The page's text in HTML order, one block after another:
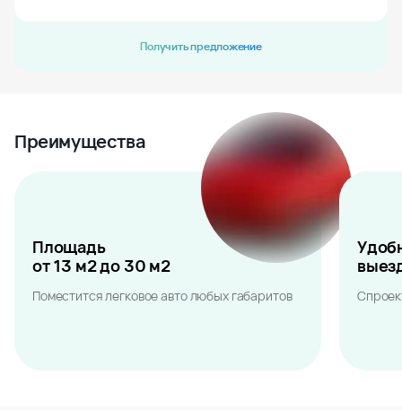
Получить предложение
Преимущества
Площадь
от 13 м2 до 30 м2
Поместится легковое авто любых габаритов